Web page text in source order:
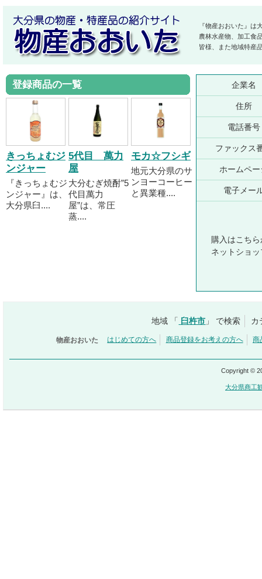
『物産おおいた』は
農林水産物、加工食
皆様、また地域特産
登録商品の一覧
きっちょむジ
ンジャー
『きっちょむジ
ンジャー』は、
大分県臼....
5代目 萬力
屋
大分むぎ焼酎”5
代目萬力
屋”は、常圧
蒸....
モカ☆フシギ
地元大分県のサ
ンヨーコーヒー
と異業種....
企業名
住所
電話番号
ファックス
ホームペー
電子メー
購入はこち
ネットショ
地域 「 臼杵市 」 で検索 カ
物産おおいた はじめての方へ 商品登録をお考えの方へ 商
Copyright ©
大分県商工